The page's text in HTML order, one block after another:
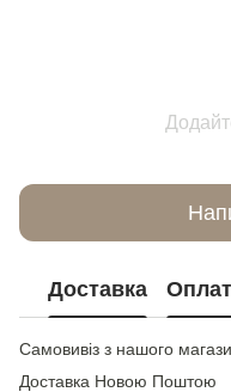
Доставка
Самовивіз з нашого
Доставка Новою Поштою